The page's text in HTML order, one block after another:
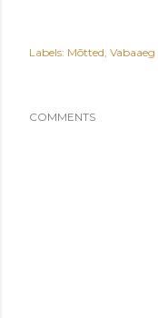
Labels: Mõtted Vabaaeg
COMMENTS